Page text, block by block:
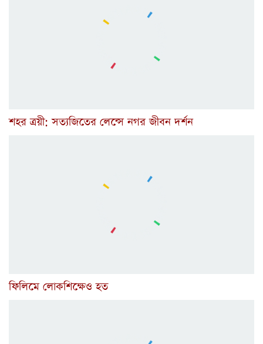
শহর ত্রয়ী: সত্যজিতের লেন্সে নগর জীবন দর্শন
ফিলিমে লোকশিক্ষেও হত